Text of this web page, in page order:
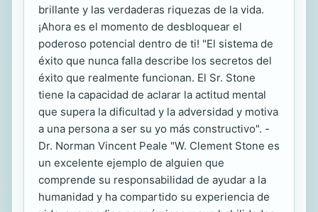
brillante y las verdaderas riquezas de la vida.
¡Ahora es el momento de desbloquear el
poderoso potencial dentro de ti! "El sistema de
éxito que nunca falla describe los secretos del
éxito que realmente funcionan. El Sr. Stone
tiene la capacidad de aclarar la actitud mental
que supera la dificultad y la adversidad y motiva
a una persona a ser su yo más constructivo". -
Dr. Norman Vincent Peale "W. Clement Stone es
un excelente ejemplo de alguien que
comprende su responsabilidad de ayudar a la
humanidad y ha compartido su experiencia de